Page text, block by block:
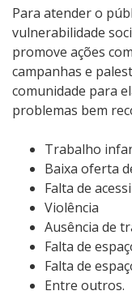
Para atender o
vulnerabilidade
promove ações
campanhas e
comunidade para
problemas bem
Trabalho
Baixa oferta
Falta de
Violência
Ausência de
Falta de
Falta de
Entre outros.